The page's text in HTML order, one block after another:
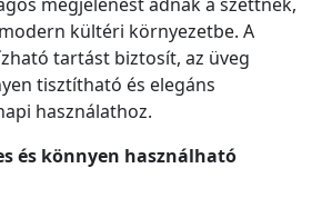
kültéri környezetbe. A
tartást biztosít, az üveg
tisztítható és elegáns
használathoz.
és könnyen használható